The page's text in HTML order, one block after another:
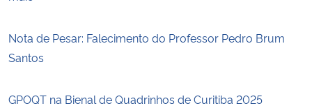
Secretaria-Geral
Secretaria de Governo
Nota de Pesar: Falecimento do Professor Pedro Brum
Santos
GPOQT na Bienal de Quadrinhos de Curitiba 2025